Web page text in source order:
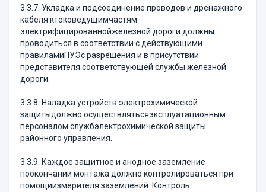
3.3.7. Укладка и подсоединение проводов и дренажного
кабеля ктоковедущимчастям
электрифицированнойжелезной дороги должны
проводиться в соответствии с действующими
правиламиПУЭс разрешения и в присутствии
представителя соответствующей службы железной
дороги.
3.3.8. Наладка устройств электрохимической
защитыдолжно осуществлятьсяэксплуатационным
персоналом службэлектрохимической защиты
районного управления.
3.3.9. Каждое защитное и анодное заземление
поокончании монтажа должно контролироваться при
помощиизмерителя заземлений. Контроль